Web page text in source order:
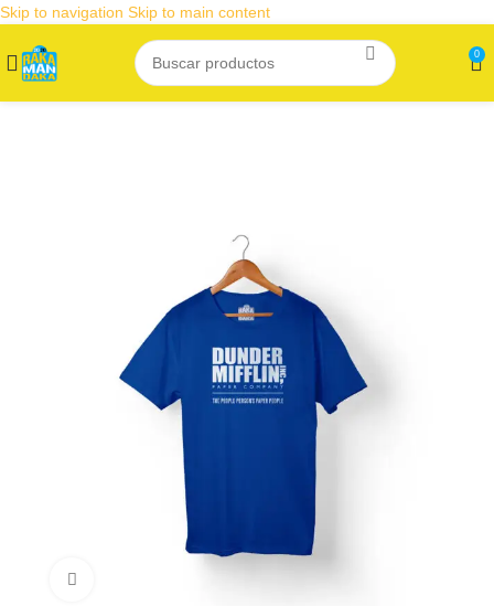
Skip to navigation Skip to main content
0